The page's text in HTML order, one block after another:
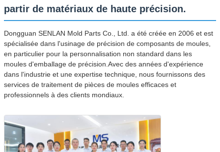
partir de matériaux de haute précision.
Dongguan SENLAN Mold Parts Co., Ltd. a été créée en 2006 et est
spécialisée dans l'usinage de précision de composants de moules,
en particulier pour la personnalisation non standard dans les
moules d'emballage de précision.Avec des années d'expérience
dans l'industrie et une expertise technique, nous fournissons des
services de traitement de pièces de moules efficaces et
professionnels à des clients mondiaux.